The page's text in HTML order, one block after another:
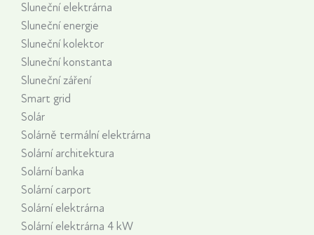
Sluneční elektrárna
Sluneční energie
Sluneční kolektor
Sluneční konstanta
Sluneční záření
Smart grid
Solár
Solárně termální elektrárna
Solární architektura
Solární banka
Solární carport
Solární elektrárna
Solární elektrárna 4 kW